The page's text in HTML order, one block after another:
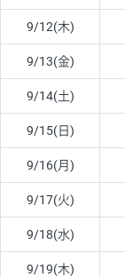
9/12(木)
9/13(金)
9/14(土)
9/15(日)
9/16(月)
9/17(火)
9/18(水)
9/19(木)